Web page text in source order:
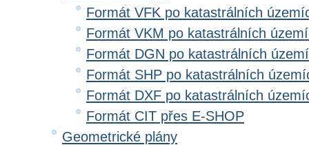
Formát VFK po katastrálních
Formát VKM po katastrálních
Formát DGN po katastrálních
Formát SHP po katastrálních
Formát DXF po katastrálních
Formát CIT přes E-SHOP
Geometrické plány